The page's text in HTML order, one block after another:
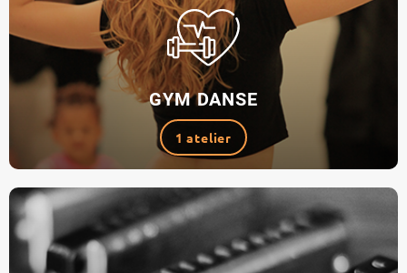
GYM DANSE
1 atelier